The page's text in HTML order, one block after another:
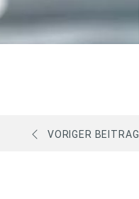
VORIGER BEITRAG